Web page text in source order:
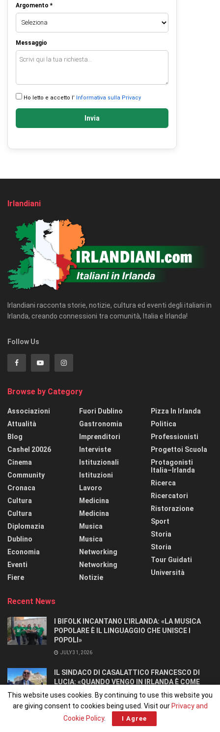
Argomento *
Messaggio
Ho letto e accetto l’ Informativa sulla Privacy
Invia
Irlandiani
Irlandiani racconta storie, notizie, cultura ed eventi degli italiani in
Irlanda, creando connessioni tra comunità, Italia e Irlanda!
Follow Us
Browse by Category
Associazioni
Attualità
Blog
Cashel 20026
Cinema
Community
Cronaca
Cultura
Cultura
Diplomazia
Dublino
Economia
Eventi
Fiere
Fuori Dublino
Gastronomia
Imprenditori
Interviste
Istituzionali
Istituzioni
Lavoro
Medicina
Medicina
Musica
Musica
Networking
Networking
Notizie
Pizza In Irlanda
Politica
Professionisti
Progettoi Scuola
Protagonisti
Italia–Irlanda
Ricerca
Ricercatori
Ristorazione
Sport
Storia
Storia
Tour Guidati
Università
Recent News
I BIFOLK INCANTANO L’IRLANDA: «LA MUSICA
POPOLARE È IL LINGUAGGIO CHE UNISCE I
POPOLI»
JULY 31, 2026
IL SINDACO DI CASALATTICO FRANCESCO DI
LUCIA: «QUANDO VENGO IN IRLANDA È COME
TORNARE A CASA».
JULY 27, 2026
This website uses cookies. By continuing to use this website you
are giving consent to cookies being used. Visit our Privacy and
Cookie Policy. I Agree